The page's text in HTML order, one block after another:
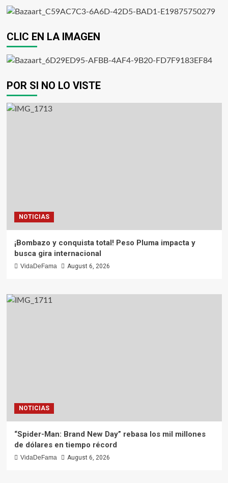
CLIC EN LA IMAGEN
POR SI NO LO VISTE
NOTICIAS
¡Bombazo y conquista total! Peso Pluma impacta y
busca gira internacional
VidaDeFama August 6, 2026
NOTICIAS
“Spider-Man: Brand New Day” rebasa los mil millones
de dólares en tiempo récord
VidaDeFama August 6, 2026